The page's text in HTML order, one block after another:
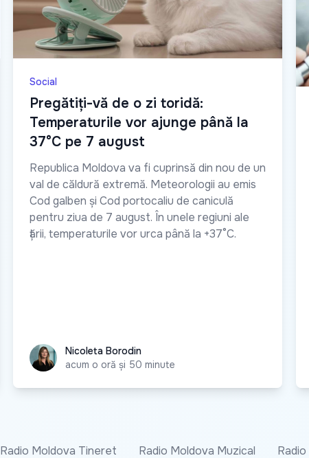
Social
Pregătiți-vă de o zi toridă:
Temperaturile vor ajunge până la
37°C pe 7 august
Republica Moldova va fi cuprinsă din nou de un
val de căldură extremă. Meteorologii au emis
Cod galben și Cod portocaliu de caniculă
pentru ziua de 7 august. În unele regiuni ale
țării, temperaturile vor urca până la +37°C.
Nicoleta Borodin
Nicoleta Borodin
acum o oră și 50 minute
Radio Moldova Tineret Radio Moldova Muzical